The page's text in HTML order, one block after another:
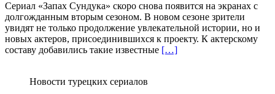
Сериал «Запах Сундука» скоро снова появится на экранах с
долгожданным вторым сезоном. В новом сезоне зрители
увидят не только продолжение увлекательной истории, но и
новых актеров, присоединившихся к проекту. К актерскому
составу добавились такие известные […]
Новости турецких сериалов